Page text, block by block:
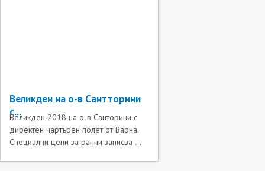
Великден на о-в Сантторини
с...
Великден 2018 на о-в Санторини с
директен чартърен полет от Варна.
Специални цени за ранни записва ...